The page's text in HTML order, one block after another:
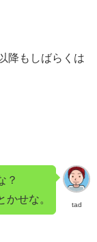
降もしばらくは
tad
？
せな。